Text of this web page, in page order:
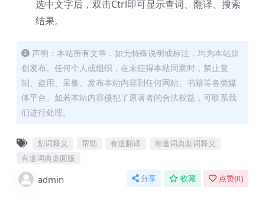
选中文字后，双击Ctrl即可显示查词、翻译、搜索
结果。
声明：本站所有文章，如无特殊说明或标注，均为本站原
创发布。任何个人或组织，在未征得本站同意时，禁止复
制、盗用、采集、发布本站内容到任何网站、书籍等各类媒
体平台。如若本站内容侵犯了原著者的合法权益，可联系我
们进行处理。
划词释义 帮助 有道翻译
有道词典划词释义
有道词典桌面版
admin 分享 收藏 点赞(0)